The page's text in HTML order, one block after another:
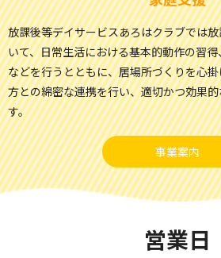
放課後等デイサービスあろはクラブでは
いて、日常生活における基本的動作の習得
などを行うとともに、居場所づくりを心
方との綿密な連携を行い、適切かつ効果
す。
事業案内
営業日